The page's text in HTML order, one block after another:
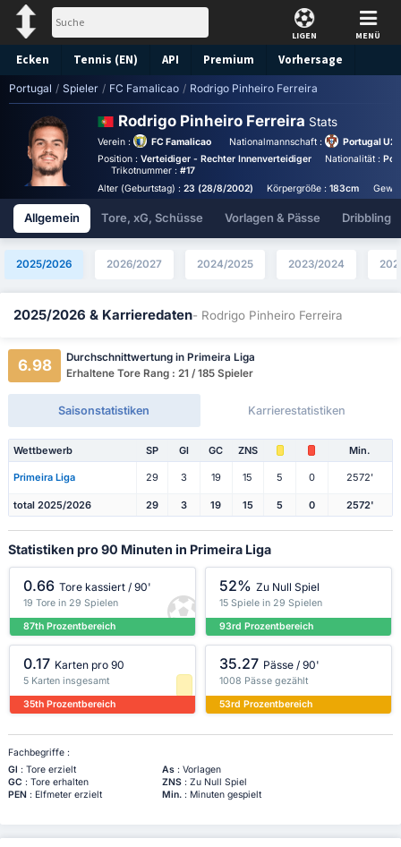
LIGEN MENÜ
Ecken Tennis (EN) API Premium Vorhersage
Portugal / Spieler / FC Famalicao / Rodrigo Pinheiro Ferreira
Rodrigo Pinheiro Ferreira Stats
Verein : FC Famalicao Nationalmannschaft :
Portugal U21
Position : Verteidiger - Rechter Innenverteidiger Nationalität :
Trikotnummer :#17
Alter (Geburtstag) : 23 (28/8/2002) Körpergröße :183cm
Allgemein Tore, xG, Schüsse Vorlagen & Pässe Dribbling
2025/2026 2026/2027 2024/2025 2023/2024
2025/2026 & Karrieredaten- Rodrigo Pinheiro Ferreira
6.98
Durchschnittwertung in Primeira Liga
Erhaltene Tore Rang : 21 / 185 Spieler
Saisonstatistiken Karrierestatistiken
Wettbewerb SP Gl GC ZNS Min.
Primeira Liga 29 3 19 15 5 0 2572'
total 2025/2026 29 3 19 15 5 0 2572'
Statistiken pro 90 Minuten in Primeira Liga
0.66 Tore kassiert / 90'
19 Tore in 29 Spielen
87th Prozentbereich
52% Zu Null Spiel
15 Spiele in 29 Spielen
93rd Prozentbereich
0.17 Karten pro 90
5 Karten insgesamt
35th Prozentbereich
35.27 Pässe / 90'
1008 Pässe gezählt
53rd Prozentbereich
Fachbegriffe :
Gl : Tore erzielt As: Vorlagen
GC : Tore erhalten ZNS: Zu Null Spiel
PEN: Elfmeter erzielt Min.: Minuten gespielt